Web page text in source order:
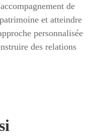
de
et atteindre
personnalisée
des relations